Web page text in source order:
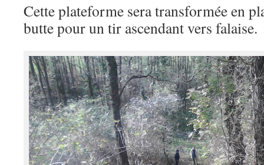
Cette plateforme sera transformée en
butte pour un tir ascendant vers falaise.